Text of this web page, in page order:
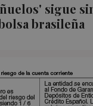
sigue
brasileña